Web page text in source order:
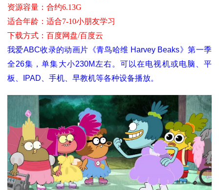
资源容量：合约6.13G
适合年龄 ：适合7-10小朋友学习
下载方式 ：百度网盘/百度云
我爱ABC收录的动画片《青鸟哈维 Harvey Beaks》第一季
全26集，单集大小230M左右。可以在电视机或电脑、平
板、IPAD、手机、早教机等各种设备播放。